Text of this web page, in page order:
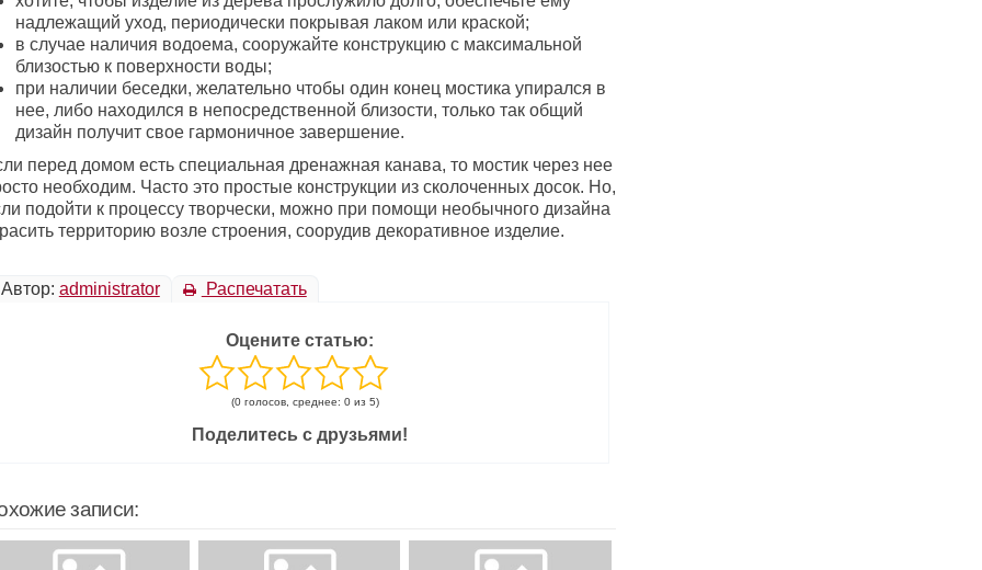
надлежащий уход, периодически покрывая лаком или краской;
в случае наличия водоема, сооружайте конструкцию с максимальной
близостью к поверхности воды;
при наличии беседки, желательно чтобы один конец мостика упирался в
нее, либо находился в непосредственной близости, только так общий
дизайн получит свое гармоничное завершение.
перед домом есть специальная дренажная канава, то мостик через нее
необходим. Часто это простые конструкции из сколоченных досок. Но,
подойти к процессу творчески, можно при помощи необычного дизайна
территорию возле строения, соорудив декоративное изделие.
Автор: administrator Распечатать
Оцените статью:
(0 голосов, среднее: 0 из 5)
Поделитесь с друзьями!
записи: